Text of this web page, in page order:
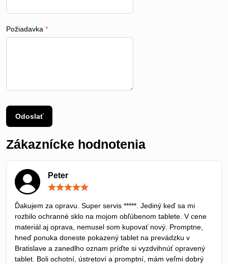
Požiadavka *
Odoslať
Zákaznícke hodnotenia
Peter
5
Ďakujem za opravu. Super servis *****. Jediný keď sa mi
rozbilo ochranné sklo na mojom obľúbenom tablete. V cene
materiál aj oprava, nemusel som kupovať nový. Promptne,
hneď ponuka doneste pokazený tablet na prevádzku v
Bratislave a zanedlho oznam príďte si vyzdvihnúť opravený
tablet. Boli ochotní, ústretoví a promptní, mám veľmi dobrý